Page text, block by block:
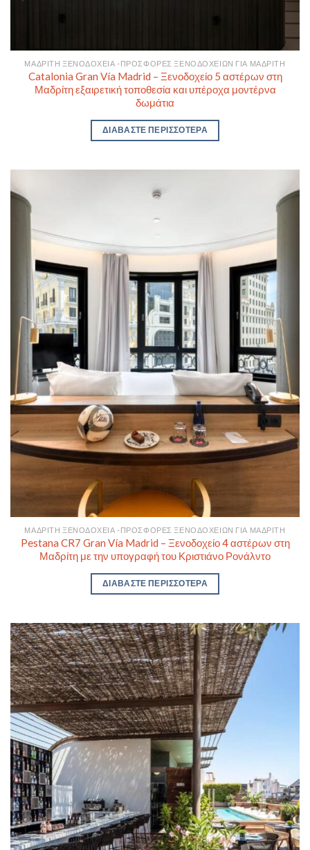
ΜΑΔΡΊΤΗ ΞΕΝΟΔΟΧΕΊΑ -ΠΡΟΣΦΟΡΈΣ ΞΕΝΟΔΟΧΕΊΩΝ ΓΙΑ ΜΑΔΡΊΤΗ
Catalonia Gran Vía Madrid – Ξενοδοχείο 5 αστέρων στη
Μαδρίτη εξαιρετική τοποθεσία και υπέροχα μοντέρνα
δωμάτια
ΔΙΑΒΆΣΤΕ ΠΕΡΙΣΣΌΤΕΡΑ
ΜΑΔΡΊΤΗ ΞΕΝΟΔΟΧΕΊΑ -ΠΡΟΣΦΟΡΈΣ ΞΕΝΟΔΟΧΕΊΩΝ ΓΙΑ ΜΑΔΡΊΤΗ
Pestana CR7 Gran Vía Madrid – Ξενοδοχείο 4 αστέρων στη
Μαδρίτη με την υπογραφή του Κριστιάνο Ρονάλντο
ΔΙΑΒΆΣΤΕ ΠΕΡΙΣΣΌΤΕΡΑ